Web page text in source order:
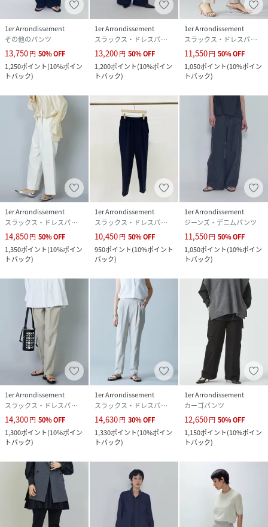
1er Arrondissement
その他のパンツ
13,750円 50%OFF
1,250ポイント(10%ポイン
トバック)
1er Arrondissement
スラックス・ドレスパンツ
13,200円 50%OFF
1,200ポイント(10%ポイン
トバック)
1er Arrondissement
スラックス・ドレスパンツ
11,550円 50%OFF
1,050ポイント(10%ポイン
トバック)
1er Arrondissement
スラックス・ドレスパンツ
14,850円 50%OFF
1,350ポイント(10%ポイン
トバック)
1er Arrondissement
スラックス・ドレスパンツ
10,450円 50%OFF
950ポイント(10%ポイント
バック)
1er Arrondissement
ジーンズ・デニムパンツ
11,550円 50%OFF
1,050ポイント(10%ポイン
トバック)
1er Arrondissement
スラックス・ドレスパンツ
14,300円 50%OFF
1,300ポイント(10%ポイン
トバック)
1er Arrondissement
スラックス・ドレスパンツ
14,630円 30%OFF
1,330ポイント(10%ポイン
トバック)
1er Arrondissement
カーゴパンツ
12,650円 50%OFF
1,150ポイント(10%ポイン
トバック)